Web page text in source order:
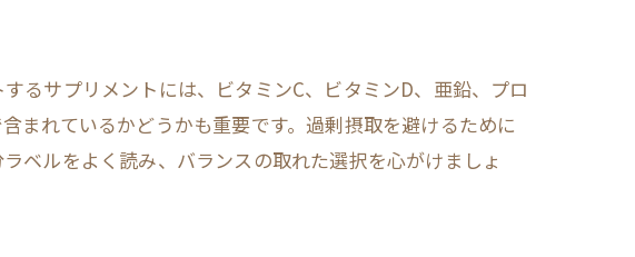
るサプリメントには、ビタミンC、ビタミンD、亜鉛、プロ
まれているかどうかも重要です。過剰摂取を避けるために
ベルをよく読み、バランスの取れた選択を心がけましょ